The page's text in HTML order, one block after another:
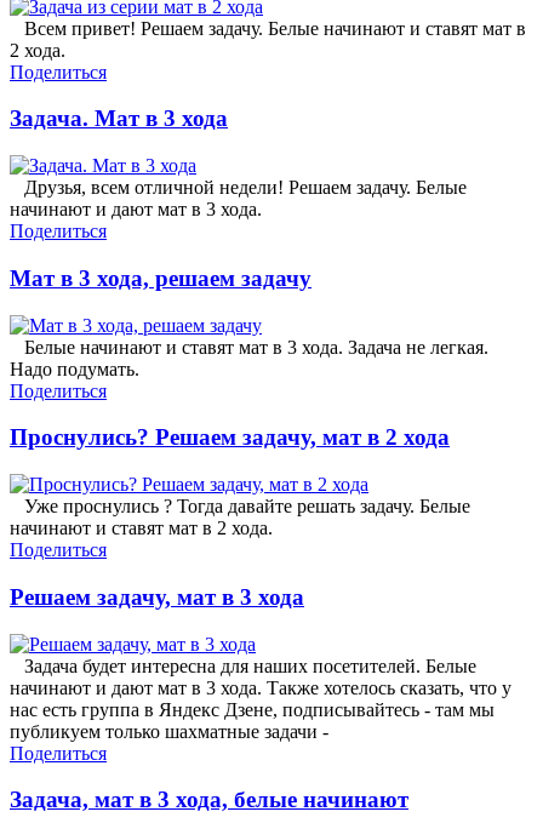
Всем привет! Решаем задачу. Белые начинают и ставят мат в
2 хода.
Поделиться
Задача. Мат в 3 хода
Друзья, всем отличной недели! Решаем задачу. Белые
начинают и дают мат в 3 хода.
Поделиться
Мат в 3 хода, решаем задачу
Белые начинают и ставят мат в 3 хода. Задача не легкая.
Надо подумать.
Поделиться
Проснулись? Решаем задачу, мат в 2 хода
Уже проснулись ? Тогда давайте решать задачу. Белые
начинают и ставят мат в 2 хода.
Поделиться
Решаем задачу, мат в 3 хода
Задача будет интересна для наших посетителей. Белые
начинают и дают мат в 3 хода. Также хотелось сказать, что у
нас есть группа в Яндекс Дзене, подписывайтесь - там мы
публикуем только шахматные задачи -
Поделиться
Задача, мат в 3 хода, белые начинают